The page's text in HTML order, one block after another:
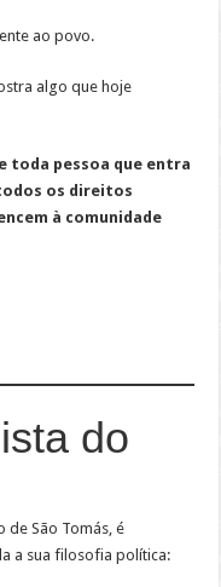
ao povo.
algo que hoje
toda pessoa que entra
os direitos
à comunidade
do
de São Tomás, é
a sua filosofia política: